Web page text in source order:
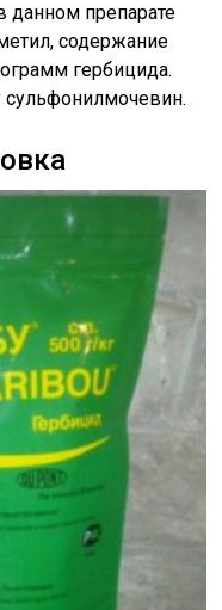
данном препарате
содержание
гербицида.
сульфонилмочевин.